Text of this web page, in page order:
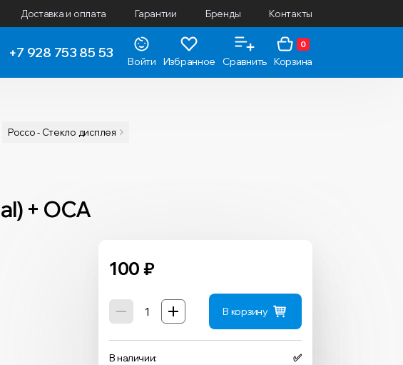
Доставка и оплата Гарантии Бренды Контакты
+7 928 753 85 53
Войти Избранное Сравнить
0
Корзина
Pocco - Стекло дисплея
+ OCA
100 ₽
В корзину
В наличии: ✅